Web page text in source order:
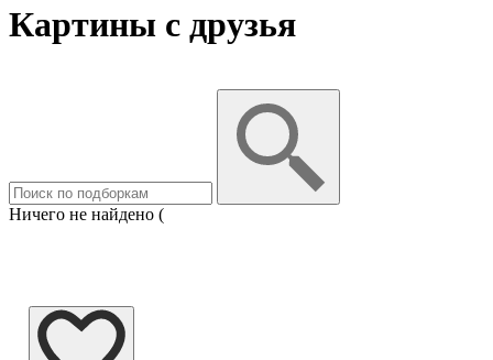
Картины с друзья
Ничего не найдено (